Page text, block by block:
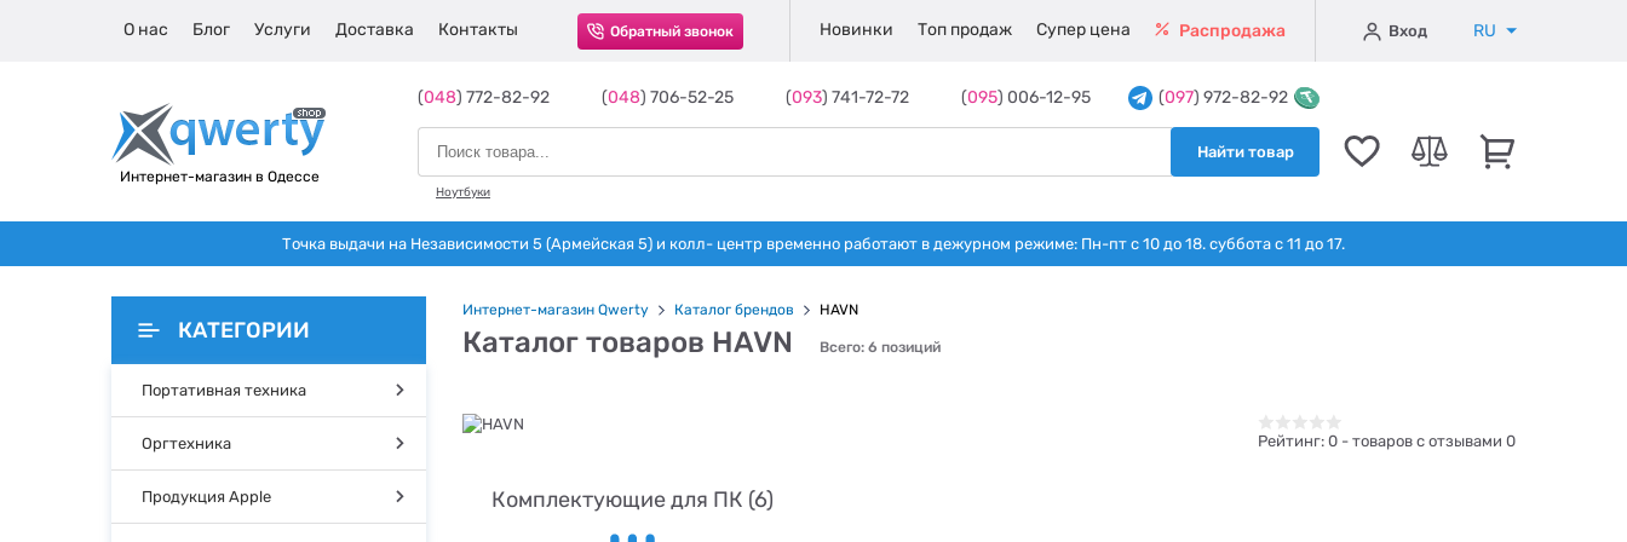
О нас Блог Услуги Доставка Контакты Обратный звонок Новинки Топ продаж Супер цена Распродажа Вход RU
Интернет-магазин в Одессе
(048) 772-82-92 (048) 706-52-25 (093) 741-72-72 (095) 006-12-95 (097) 972-82-92
Найти товар
Ноутбуки
Точка выдачи на Независимости 5 (Армейская 5) и колл- центр временно работают в дежурном режиме: Пн-пт с 10 до 18. суббота с 11 до 17.
КАТЕГОРИИ
Портативная техника
Оргтехника
Продукция Apple
Интернет-магазин Qwerty Каталог брендов HAVN
Каталог товаров HAVN Всего: 6 позиций
Рейтинг: 0 - товаров с отзывами 0
Комплектующие для ПК (6)